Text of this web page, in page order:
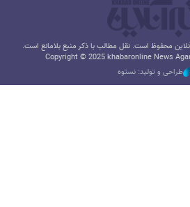
محفوظ است. نقل مطالب با ذکر منبع بلامانع است.
Copyright © 2025 khabaronline News
طراحی و تولید: نستوه